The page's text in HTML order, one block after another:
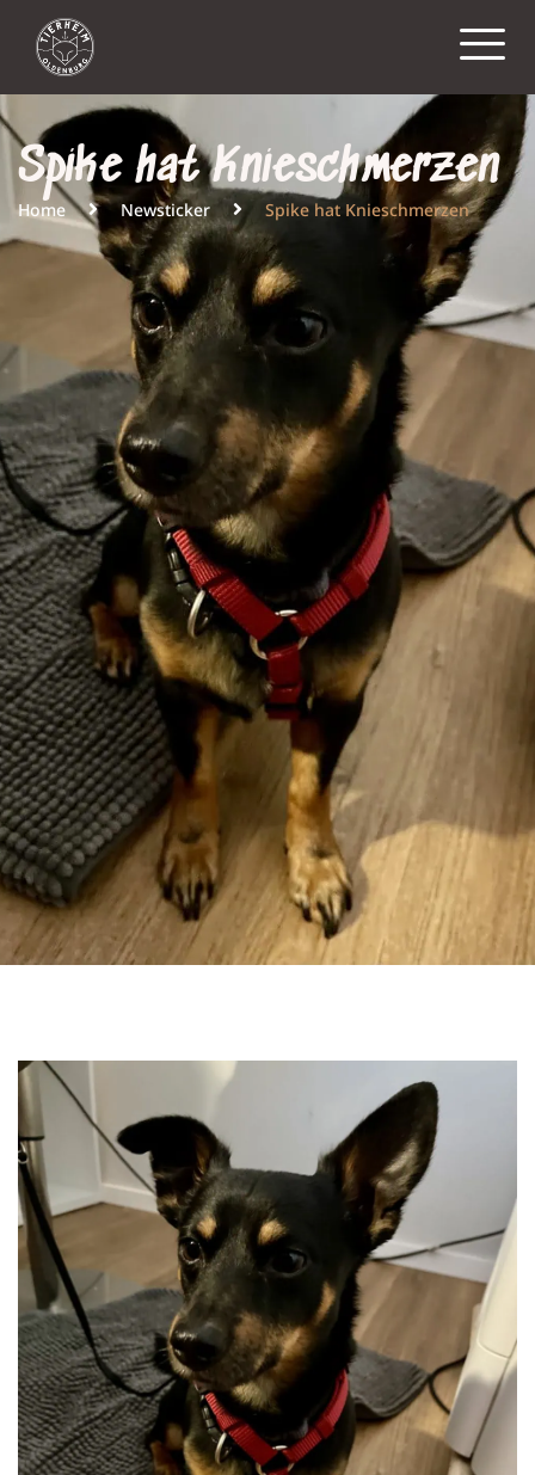
Spike hat Knieschmerzen
Home Newsticker Spike hat Knieschmerzen